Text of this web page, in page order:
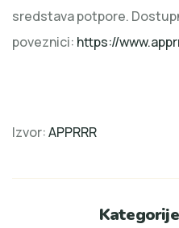
sredstava potpore.
poveznici: https://
Izvor:APPRRR
Kategorije